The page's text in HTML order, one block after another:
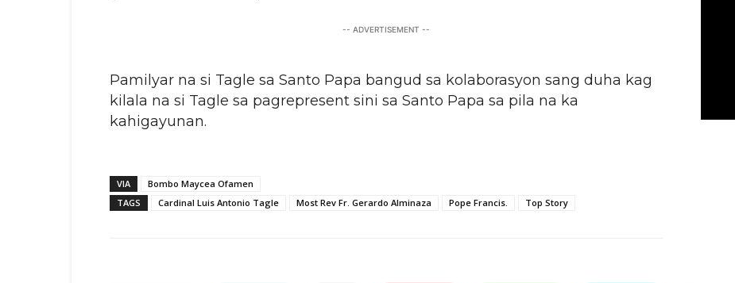
-- ADVERTISEMENT --
Pamilyar na si Tagle sa Santo Papa bangud sa kolaborasyon sang duha kag
kilala na si Tagle sa pagrepresent sini sa Santo Papa sa pila na ka
kahigayunan.
VIA
Bombo Maycea Ofamen
TAGS
Cardinal Luis Antonio Tagle Most Rev Fr. Gerardo Alminaza Pope Francis. Top Story